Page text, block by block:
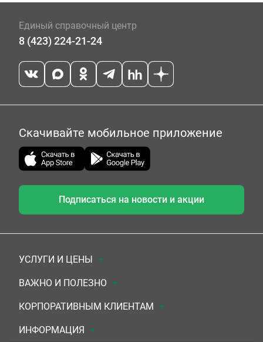
Единый справочный центр
8 (423) 224-21-24
Скачивайте мобильное приложение
Подписаться на новости и акции
УСЛУГИ И ЦЕНЫ
Анализы
Комплексы
УЗИ
ВАЖНО И ПОЛЕЗНО
Документы для заключения договора
Система скидок
КОРПОРАТИВНЫМ КЛИЕНТАМ
Медицинским организациям
ИНФОРМАЦИЯ